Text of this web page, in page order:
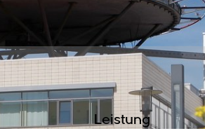
Leistung